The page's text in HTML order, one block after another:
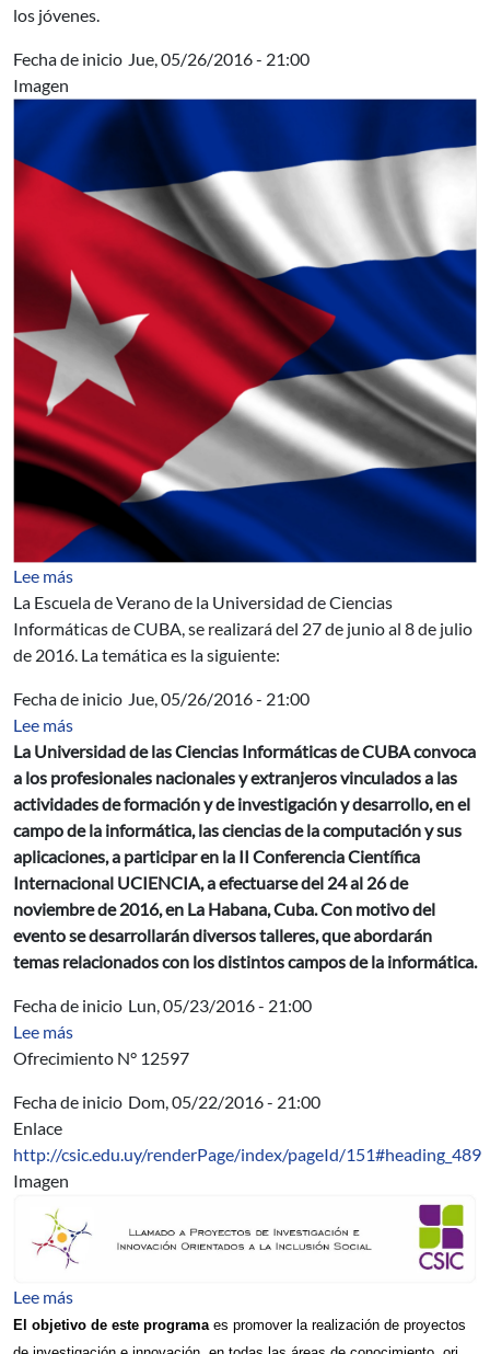
los jóvenes.
Fecha de inicio Jue, 05/26/2016 - 21:00
Imagen
Lee más
La Escuela de Verano de la Universidad de Ciencias
Informáticas de CUBA, se realizará del 27 de junio al 8 de julio
de 2016. La temática es la siguiente:
Fecha de inicio Jue, 05/26/2016 - 21:00
Lee más
La Universidad de las Ciencias Informáticas de CUBA convoca
a los profesionales nacionales y extranjeros vinculados a las
actividades de formación y de investigación y desarrollo, en el
campo de la informática, las ciencias de la computación y sus
aplicaciones, a participar en la II Conferencia Científica
Internacional UCIENCIA, a efectuarse del 24 al 26 de
noviembre de 2016, en La Habana, Cuba. Con motivo del
evento se desarrollarán diversos talleres, que abordarán
temas relacionados con los distintos campos de la informática.
Fecha de inicio Lun, 05/23/2016 - 21:00
Lee más
Ofrecimiento N° 12597
Fecha de inicio Dom, 05/22/2016 - 21:00
Enlace
http://csic.edu.uy/renderPage/index/pageId/151#heading_489
Imagen
Lee mássobre Llamado abierto a proyectos del Programa
El objetivo de este programa es promover la realización de proyectos